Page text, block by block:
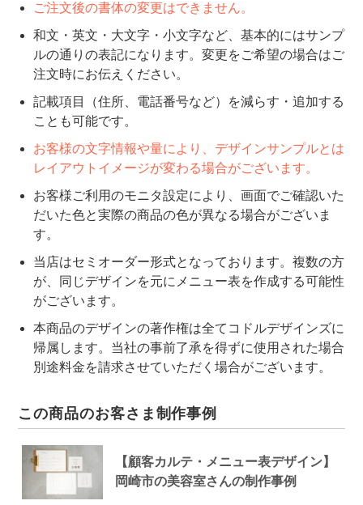
ご注文後の書体の変更はできません。
和文・英文・大文字・小文字など、基本的にはサンプ
ルの通りの表記になります。変更をご希望の場合はご
注文時にお伝えください。
記載項目（住所、電話番号など）を減らす・追加する
ことも可能です。
お客様の文字情報や量により、デザインサンプルとは
レイアウトイメージが変わる場合がございます。
お客様ご利用のモニタ設定により、画面でご確認いた
だいた色と実際の商品の色が異なる場合がございま
す。
当店はセミオーダー形式となっております。複数の方
が、同じデザインを元にメニュー表を作成する可能性
がございます。
本商品のデザインの著作権は全てコドルデザインズに
帰属します。当社の事前了承を得ずに使用された場合
別途料金を請求させていただく場合がございます。
この商品のお客さま制作事例
【顧客カルテ・メニュー表デザイン】
岡崎市の美容室さんの制作事例